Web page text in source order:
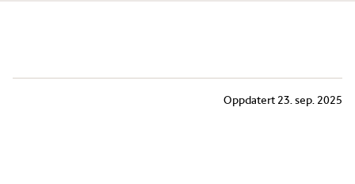
Oppdatert23. sep. 2025